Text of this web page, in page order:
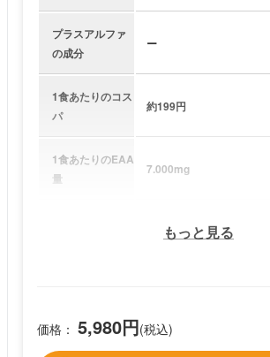
プラスアルファ
の成分
ー
1食あたりのコス
パ
約199円
1食あたりのEAA
量
7.000mg
もっと見る
価格： 5,980円(税込)